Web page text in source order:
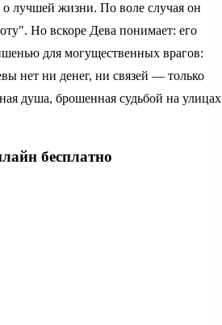
лучшей жизни. По воле случая он
Но вскоре Дева понимает: его
для могущественных врагов:
нет ни денег, ни связей — только
душа, брошенная судьбой на улицах
бесплатно